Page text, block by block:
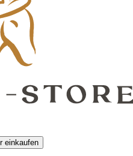
einkaufen